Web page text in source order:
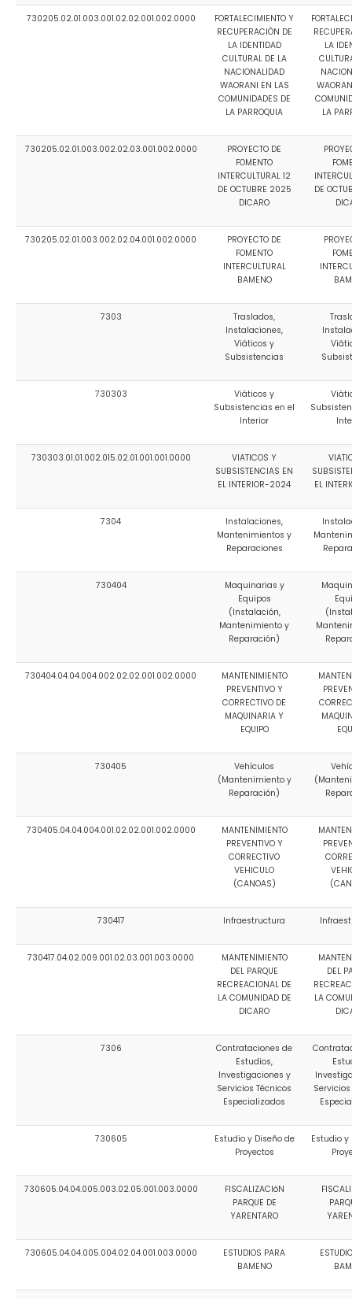
730205.02.01.003.001.02.02.001.002.0000
FORTALECIMIENTO Y
RECUPERACIÒN DE
LA IDENTIDAD
CULTURAL DE LA
NACIONALIDAD
WAORANI EN LAS
COMUNIDADES DE
LA PARROQUIA
LA
LA
730205.02.01.003.002.02.03.001.002.0000
PROYECTO DE
FOMENTO
INTERCULTURAL 12
DE OCTUBRE 2025
DICARO
DE
730205.02.01.003.002.02.04.001.002.0000
PROYECTO DE
FOMENTO
INTERCULTURAL
BAMENO
7303
Traslados,
Instalaciones,
Viáticos y
Subsistencias
730303
Viáticos y
Subsistencias en el
Interior
730303.01.01.002.015.02.01.001.001.0000
VIATICOS Y
SUBSISTENCIAS EN
EL INTERIOR-2024
EL
7304
Instalaciones,
Mantenimientos y
Reparaciones
730404
Maquinarias y
Equipos
(Instalación,
Mantenimiento y
Reparación)
730404.04.04.004.002.02.02.001.002.0000
MANTENIMIENTO
PREVENTIVO Y
CORRECTIVO DE
MAQUINARIA Y
EQUIPO
730405
Vehículos
(Mantenimiento y
Reparación)
730405.04.04.004.001.02.02.001.002.0000
MANTENIMIENTO
PREVENTIVO Y
CORRECTIVO
VEHICULO
(CANOAS)
730417 Infraestructura
730417.04.02.009.001.02.03.001.003.0000
MANTENIMIENTO
DEL PARQUE
RECREACIONAL DE
LA COMUNIDAD DE
DICARO
DEL
LA
7306
Contrataciones de
Estudios,
Investigaciones y
Servicios Técnicos
Especializados
730605
Estudio y Diseño de
Proyectos
Estudio y
730605.04.04.005.003.02.05.001.003.0000
FISCALIZACIóN
PARQUE DE
YARENTARO
730605.04.04.005.004.02.04.001.003.0000
ESTUDIOS PARA
BAMENO